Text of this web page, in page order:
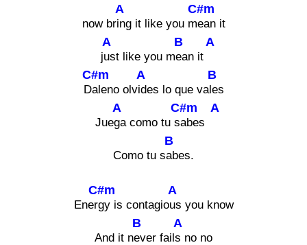
now br
A
ing it like you m
C#m
ean it
j
A
ust like you m
B
ean it
A
D
C#m
aleno olv
A
ides lo que va
B
les
Jue
A
ga como tu s
C#m
abes
A
Como tu s
B
abes.
Ener
C#m
gy is contagio
A
us you know
And it n
B
ever fail
A
s no no